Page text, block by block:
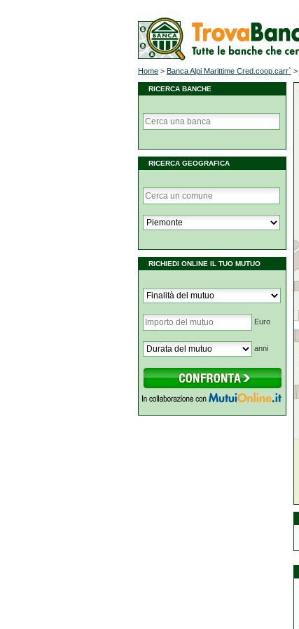
Home > Banca Alpi Marittime Cred.coop.carr` >
RICERCA BANCHE
RICERCA GEOGRAFICA
RICHIEDI ONLINE IL TUO MUTUO
Euro
anni